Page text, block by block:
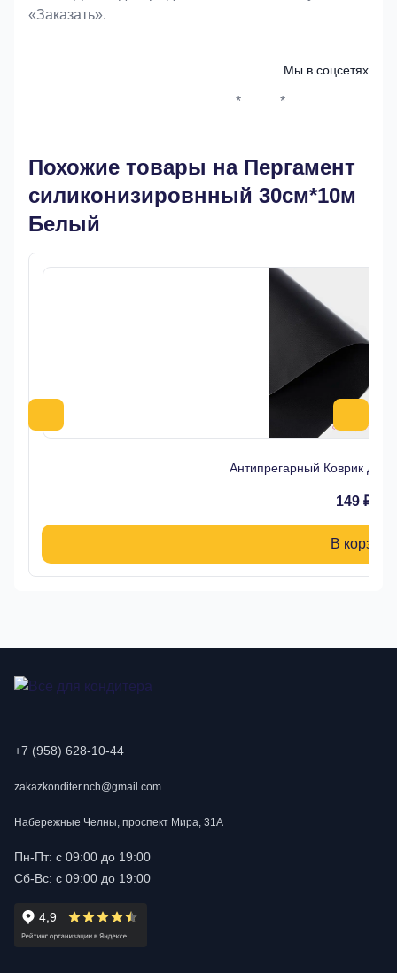
«Заказать».
Мы в соцсетях
* *
Похожие товары на Пергамент
силиконизировнный 30см*10м
Белый
Антипрегарный Коврик для
149 ₽
В корзину
+7 (958) 628-10-44
zakazkonditer.nch@gmail.com
Набережные Челны, проспект Мира, 31А
Пн-Пт: с 09:00 до 19:00
Сб-Вс: с 09:00 до 19:00